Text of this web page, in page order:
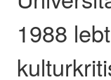
1988